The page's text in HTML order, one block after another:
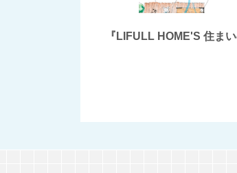
『LIFULL HOME'S 住ま